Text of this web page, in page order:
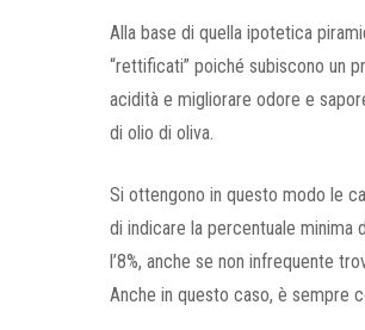
Alla base di quella ipotetica
“rettificati” poiché subiscono un
acidità e migliorare odore e
di olio di oliva.
Si ottengono in questo modo le
di indicare la percentuale minima
l’8%, anche se non infrequente
Anche in questo caso, è sempre